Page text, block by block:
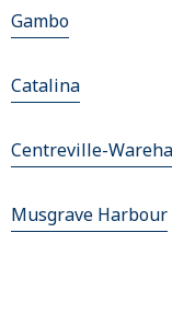
Gambo
Catalina
Centreville-
Musgrave Harbour